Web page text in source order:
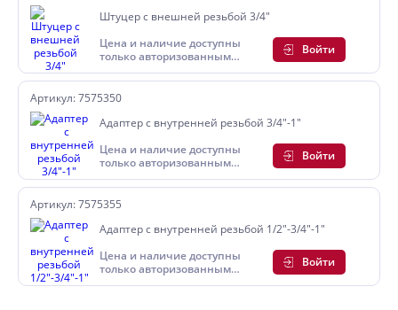
Штуцер с внешней резьбой 3/4"
Цена и наличие доступны
только авторизованным
пользователям
Войти
Артикул: 7575350
Адаптер с внутренней резьбой 3/4"-1"
Цена и наличие доступны
только авторизованным
пользователям
Войти
Артикул: 7575355
Адаптер с внутренней резьбой 1/2"-3/4"-1"
Цена и наличие доступны
только авторизованным
пользователям
Войти